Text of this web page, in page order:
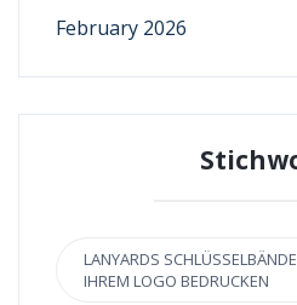
February 2026
LANYARDS
IHREM LOGO BEDRUCKEN